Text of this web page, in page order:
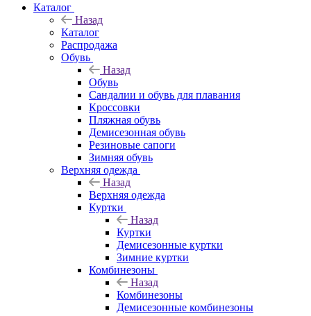
Каталог
Назад
Каталог
Распродажа
Обувь
Назад
Обувь
Сандалии и обувь для плавания
Кроссовки
Пляжная обувь
Демисезонная обувь
Резиновые сапоги
Зимняя обувь
Верхняя одежда
Назад
Верхняя одежда
Куртки
Назад
Куртки
Демисезонные куртки
Зимние куртки
Комбинезоны
Назад
Комбинезоны
Демисезонные комбинезоны